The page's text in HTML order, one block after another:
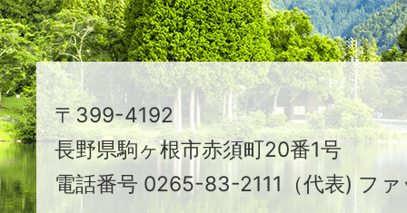
ま
ち
駒
ヶ
根
市
〒399-4192
長野県駒ヶ根市赤須町20番1号
電話番号 0265-83-2111（代表) フ